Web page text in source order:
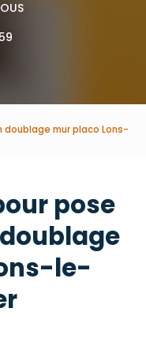
mur placo Lons-
pose
le-